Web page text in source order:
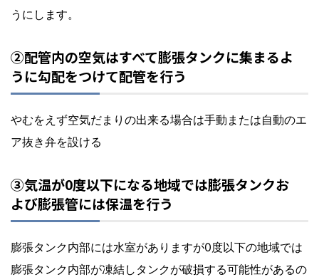
うにします。
②配管内の空気はすべて膨張タンクに集まるよ
うに勾配をつけて配管を行う
やむをえず空気だまりの出来る場合は手動または自動のエ
ア抜き弁を設ける
③気温が0度以下になる地域では膨張タンクお
よび膨張管には保温を行う
膨張タンク内部には水室がありますが0度以下の地域では
膨張タンク内部が凍結しタンクが破損する可能性があるの